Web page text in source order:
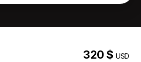
320 $USD